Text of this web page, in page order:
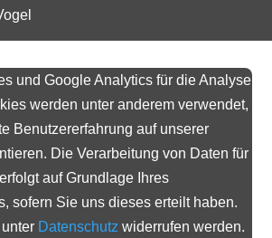
und Google Analytics für die Analyse
werden unter anderem verwendet,
Benutzererfahrung auf unserer
Die Verarbeitung von Daten für
auf Grundlage Ihres
sofern Sie uns dieses erteilt haben.
Datenschutz widerrufen werden.